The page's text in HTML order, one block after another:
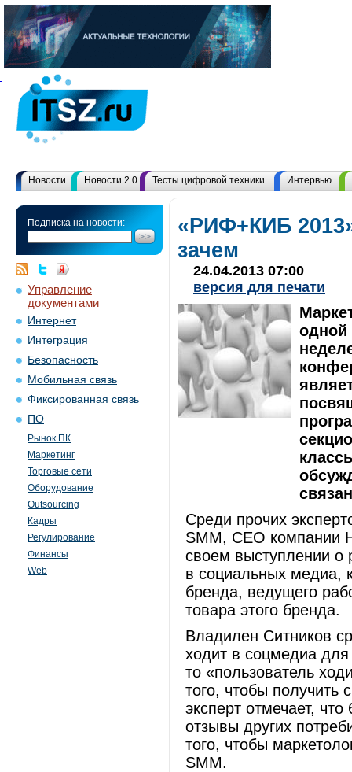
Новости Новости 2.0 Тесты цифровой техники Интервью
Подписка на новости:
Управление
документами
Интернет
Интеграция
Безопасность
Мобильная связь
Фиксированная связь
ПО
Рынок ПК
Маркетинг
Торговые сети
Оборудование
Outsourcing
Кадры
Регулирование
Финансы
Web
«РИФ+КИБ
зачем
24.04.2013 07:00
версия для печати
одной
Среди прочих
SMM, CEO компании
своем выступлении о
в социальных медиа,
бренда, ведущего
товара этого бренда.
Владилен Ситников
ходит в соцмедиа для
то «пользователь
того, чтобы получить
эксперт отмечает,
отзывы других
того, чтобы
SMM.